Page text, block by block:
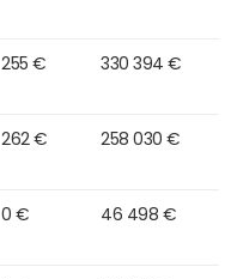
255 € 330 394 €
262 € 258 030 €
0 € 46 498 €